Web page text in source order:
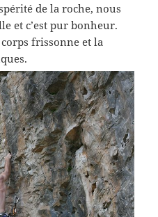
de la roche, nous
et c’est pur bonheur.
frissonne et la